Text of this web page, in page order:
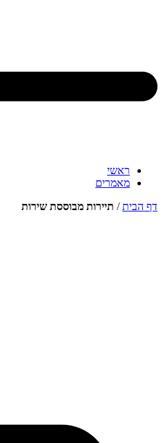
ראשי
מאמרים
דף הבית/ תיירות מבוססת שירות